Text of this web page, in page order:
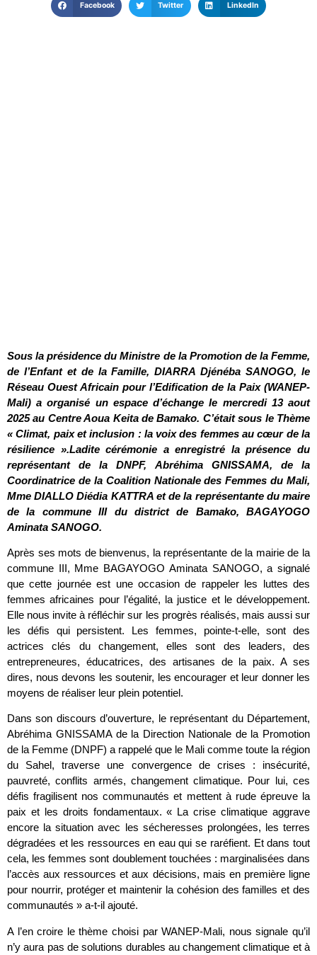
Facebook Twitter LinkedIn
Sous la présidence du Ministre de la Promotion de la Femme,
de l’Enfant et de la Famille, DIARRA Djénéba SANOGO, le
Réseau Ouest Africain pour l’Edification de la Paix (WANEP-
Mali) a organisé un espace d’échange le mercredi 13 aout
2025 au Centre Aoua Keita de Bamako. C’était sous le Thème
« Climat, paix et inclusion : la voix des femmes au cœur de la
résilience ».Ladite cérémonie a enregistré la présence du
représentant de la DNPF, Abréhima GNISSAMA, de la
Coordinatrice de la Coalition Nationale des Femmes du Mali,
Mme DIALLO Diédia KATTRA et de la représentante du maire
de la commune III du district de Bamako, BAGAYOGO
Aminata SANOGO.
Après ses mots de bienvenus, la représentante de la mairie de la
commune III, Mme BAGAYOGO Aminata SANOGO, a signalé
que cette journée est une occasion de rappeler les luttes des
femmes africaines pour l’égalité, la justice et le développement.
Elle nous invite à réfléchir sur les progrès réalisés, mais aussi sur
les défis qui persistent. Les femmes, pointe-t-elle, sont des
actrices clés du changement, elles sont des leaders, des
entrepreneures, éducatrices, des artisanes de la paix. A ses
dires, nous devons les soutenir, les encourager et leur donner les
moyens de réaliser leur plein potentiel.
Dans son discours d’ouverture, le représentant du Département,
Abréhima GNISSAMA de la Direction Nationale de la Promotion
de la Femme (DNPF) a rappelé que le Mali comme toute la région
du Sahel, traverse une convergence de crises : insécurité,
pauvreté, conflits armés, changement climatique. Pour lui, ces
défis fragilisent nos communautés et mettent à rude épreuve la
paix et les droits fondamentaux. « La crise climatique aggrave
encore la situation avec les sécheresses prolongées, les terres
dégradées et les ressources en eau qui se raréfient. Et dans tout
cela, les femmes sont doublement touchées : marginalisées dans
l’accès aux ressources et aux décisions, mais en première ligne
pour nourrir, protéger et maintenir la cohésion des familles et des
communautés » a-t-il ajouté.
A l’en croire le thème choisi par WANEP-Mali, nous signale qu’il
n’y aura pas de solutions durables au changement climatique et à